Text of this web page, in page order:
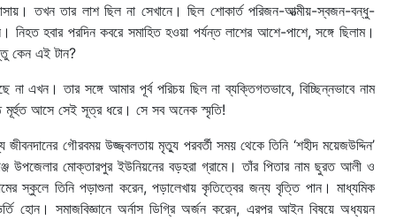
তখন তার লাশ ছিল না সেখানে। ছিল শোকার্ত পরিজন-আত্মীয়-স্বজন-বন্ধু-
নিহত হবার পরদিন কবরে সমাহিত হওয়া পর্যন্ত লাশের আশে-পাশে, সঙ্গে ছিলাম।
কেন এই টান?
এখন। তার সঙ্গে আমার পূর্ব পরিচয় ছিল না ব্যক্তিগতভাবে, বিচ্ছিন্নভাবে নাম
মূর্হুত আসে সেই সূত্র ধরে। সে সব অনেক স্মৃতি!
গৌরবময় উজ্জ্বলতায় মৃত্যু পরবর্তী সময় থেকে তিনি ‘শহীদ ময়েজউদ্দিন’
উপজেলার মোক্তারপুর ইউনিয়নের বড়হরা গ্রামে। তাঁর পিতার নাম ছুরত আলী ও
স্কুলে তিনি পড়াশুনা করেন, পড়ালেখায় কৃতিত্বের জন্য বৃত্তি পান। মাধ্যমিক
হোন। সমাজবিজ্ঞানে অর্নাস ডিগ্রি অর্জন করেন, এরপর আইন বিষয়ে অধ্যয়ন